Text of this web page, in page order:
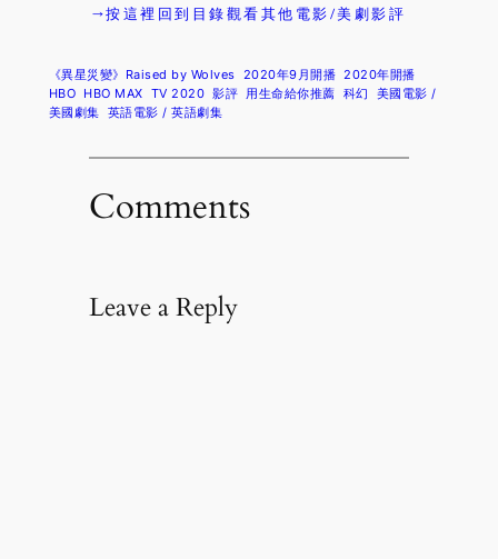
→按這裡回到目錄觀看其他電影/美劇影評
《異星災變》Raised by Wolves 2020年9月開播 2020年開播
HBO HBO MAX TV 2020 影評 用生命給你推薦 科幻
美國電影 /
美國劇集 英語電影 / 英語劇集
Comments
Leave a Reply